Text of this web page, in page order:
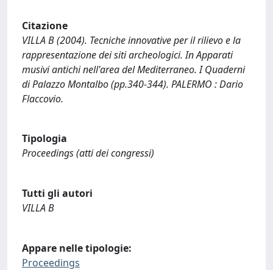
Citazione
VILLA B (2004). Tecniche innovative per il rilievo e la
rappresentazione dei siti archeologici. In Apparati
musivi antichi nell'area del Mediterraneo. I Quaderni
di Palazzo Montalbo (pp.340-344). PALERMO : Dario
Flaccovio.
Tipologia
Proceedings (atti dei congressi)
Tutti gli autori
VILLA B
Appare nelle tipologie:
Proceedings